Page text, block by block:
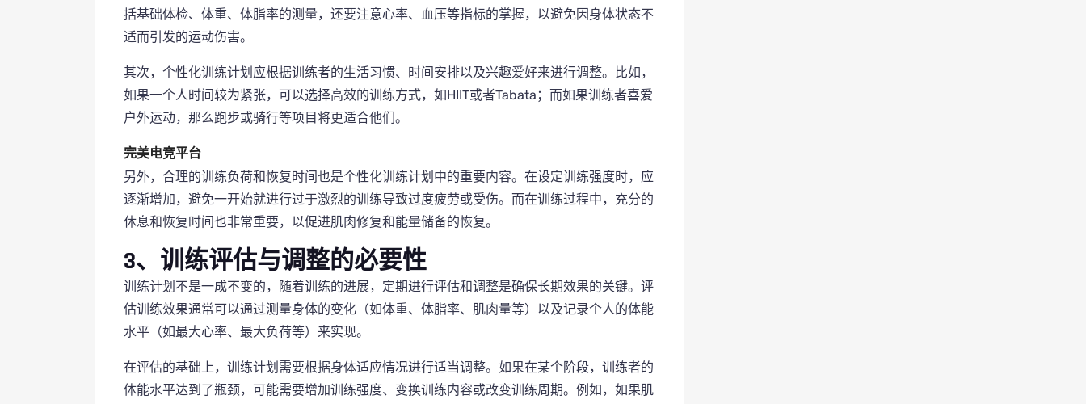
括基础体检、体重、体脂率的测量，还要注意心率、血压等指标的掌握，以避免因身体状态不
适而引发的运动伤害。
其次，个性化训练计划应根据训练者的生活习惯、时间安排以及兴趣爱好来进行调整。比如，
如果一个人时间较为紧张，可以选择高效的训练方式，如HIIT或者Tabata；而如果训练者喜爱
户外运动，那么跑步或骑行等项目将更适合他们。
完美电竞平台
另外，合理的训练负荷和恢复时间也是个性化训练计划中的重要内容。在设定训练强度时，应
逐渐增加，避免一开始就进行过于激烈的训练导致过度疲劳或受伤。而在训练过程中，充分的
休息和恢复时间也非常重要，以促进肌肉修复和能量储备的恢复。
3、训练评估与调整的必要性
训练计划不是一成不变的，随着训练的进展，定期进行评估和调整是确保长期效果的关键。评
估训练效果通常可以通过测量身体的变化（如体重、体脂率、肌肉量等）以及记录个人的体能
水平（如最大心率、最大负荷等）来实现。
在评估的基础上，训练计划需要根据身体适应情况进行适当调整。如果在某个阶段，训练者的
体能水平达到了瓶颈，可能需要增加训练强度、变换训练内容或改变训练周期。例如，如果肌